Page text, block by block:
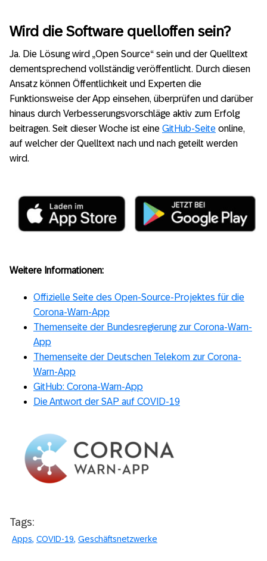
Wird die Software quelloffen sein?
Ja. Die Lösung wird „Open Source“ sein und der Quelltext
dementsprechend vollständig veröffentlicht. Durch diesen
Ansatz können Öffentlichkeit und Experten die
Funktionsweise der App einsehen, überprüfen und darüber
hinaus durch Verbesserungsvorschläge aktiv zum Erfolg
beitragen. Seit dieser Woche ist eine GitHub-Seite online,
auf welcher der Quelltext nach und nach geteilt werden
wird.
Weitere Informationen:
Offizielle Seite des Open-Source-Projektes für die
Corona-Warn-App
Themenseite der Bundesregierung zur Corona-Warn-
App
Themenseite der Deutschen Telekom zur Corona-
Warn-App
GitHub: Corona-Warn-App
Die Antwort der SAP auf COVID-19
Tags:
Apps COVID-19 Geschäftsnetzwerke